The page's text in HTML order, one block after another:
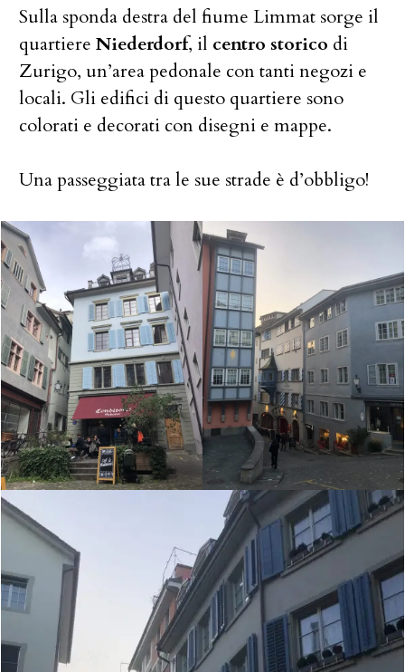
Sulla sponda destra del fiume Limmat sorge il
quartiere Niederdorf, il centro storico di
Zurigo, un’area pedonale con tanti negozi e
locali. Gli edifici di questo quartiere sono
colorati e decorati con disegni e mappe.
Una passeggiata tra le sue strade è d’obbligo!